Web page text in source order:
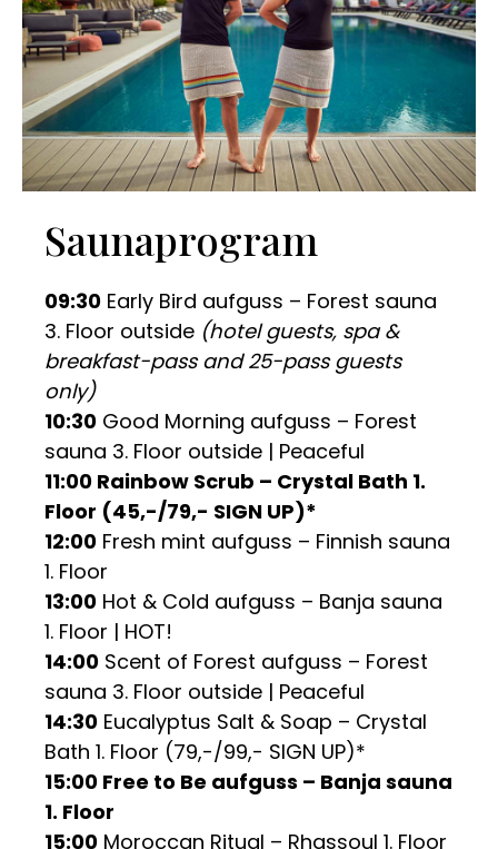
Saunaprogram
09:30 Early Bird aufguss – Forest sauna
3. Floor outside (hotel guests, spa &
breakfast-pass and 25-pass guests
only)
10:30 Good Morning aufguss – Forest
sauna 3. Floor outside | Peaceful
11:00 Rainbow Scrub – Crystal Bath 1.
Floor (45,-/79,- SIGN UP)*
12:00 Fresh mint aufguss – Finnish sauna
1. Floor
13:00 Hot & Cold aufguss – Banja sauna
1. Floor | HOT!
14:00 Scent of Forest aufguss – Forest
sauna 3. Floor outside | Peaceful
14:30 Eucalyptus Salt & Soap – Crystal
Bath 1. Floor (79,-/99,- SIGN UP)*
15:00 Free to Be aufguss – Banja sauna
1. Floor
15:00 Moroccan Ritual – Rhassoul 1. Floor